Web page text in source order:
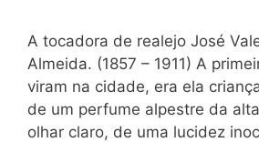
A tocadora de realejo José
Almeida. (1857 – 1911) A
viram na cidade, era ela
de um perfume alpestre da
olhar claro, de uma lucidez